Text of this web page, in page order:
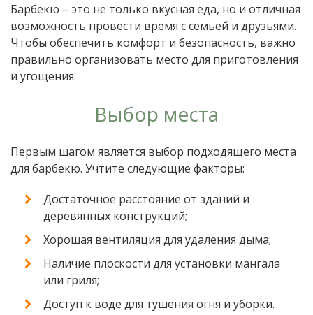
Барбекю – это не только вкусная еда, но и отличная
возможность провести время с семьей и друзьями.
Чтобы обеспечить комфорт и безопасность, важно
правильно организовать место для приготовления
и угощения.
Выбор места
Первым шагом является выбор подходящего места
для барбекю. Учтите следующие факторы:
Достаточное расстояние от зданий и
деревянных конструкций;
Хорошая вентиляция для удаления дыма;
Наличие плоскости для установки мангала
или гриля;
Доступ к воде для тушения огня и уборки.